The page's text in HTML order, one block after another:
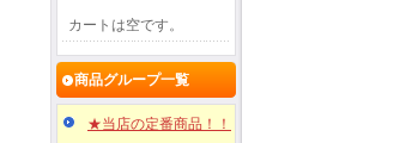
カートは空です。
商品グループ一覧
★当店の定番商品！！